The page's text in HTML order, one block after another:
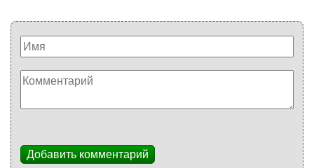
Добавить комментарий